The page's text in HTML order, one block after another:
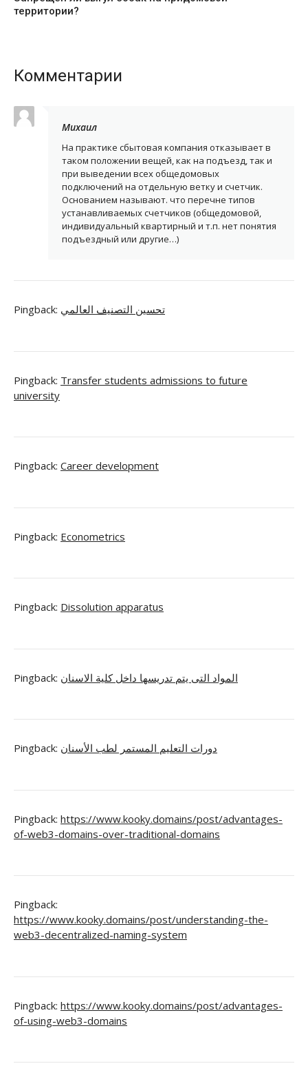
территории?
Комментарии
Михаил
На практике сбытовая компания отказывает в
таком положении вещей, как на подъезд, так и
при выведении всех общедомовых
подключений на отдельную ветку и счетчик.
Основанием называют. что перечне типов
устанавливаемых счетчиков (общедомовой,
индивидуальный квартирный и т.п. нет понятия
подъездный или другие…)
Pingback: تحسين التصنيف العالمي
Pingback: Transfer students admissions to future
university
Pingback: Career development
Pingback: Econometrics
Pingback: Dissolution apparatus
Pingback: المواد التى يتم تدريسها داخل كلية الاسنان
Pingback: دورات التعليم المستمر لطب الأسنان
Pingback: https://www.kooky.domains/post/advantages-
of-web3-domains-over-traditional-domains
Pingback:
https://www.kooky.domains/post/understanding-the-
web3-decentralized-naming-system
Pingback: https://www.kooky.domains/post/advantages-
of-using-web3-domains